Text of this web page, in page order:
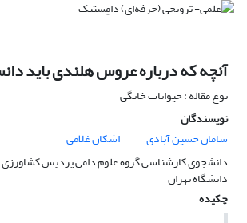
آنچه که درباره عروس هلندی باید
نوع مقاله : حیوانات خانگی
نویسندگان
سامان حسین آبادی
اشکان غلامی
دانشجوی کارشناسی گروه علوم دامی پردیس کشاورزی
دانشگاه تهران
چکیده